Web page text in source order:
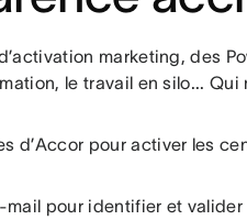
marketing, des
le travail en silo... Qui
d’Accor pour activer les
pour identifier et valider